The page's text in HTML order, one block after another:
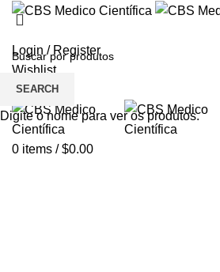
Login / Register
Wishlist
Menu
0 items / $0.00
SEARCH
Digite o nome para ver os produtos.